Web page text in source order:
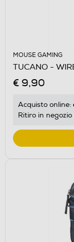
MOUSE GAMING
TUCANO -
€ 9,90
Acquisto online:
Ritiro in